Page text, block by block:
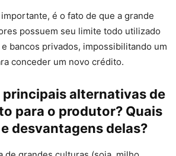
é o fato de que a grande
possuem seu limite todo utilizado
bancos privados, impossibilitando um
conceder um novo crédito.
principais alternativas de
para o produtor? Quais
desvantagens delas?